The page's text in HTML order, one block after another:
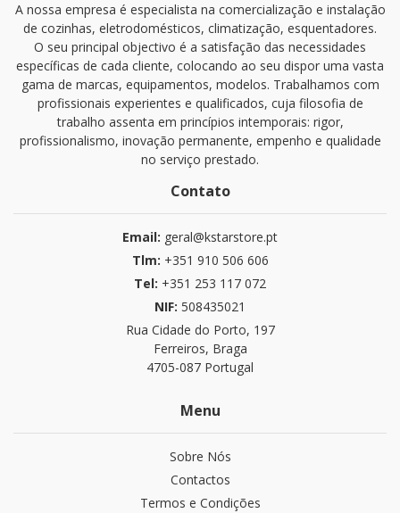
A nossa empresa é especialista na comercialização e instalação
de cozinhas, eletrodomésticos, climatização, esquentadores.
O seu principal objectivo é a satisfação das necessidades
específicas de cada cliente, colocando ao seu dispor uma vasta
gama de marcas, equipamentos, modelos. Trabalhamos com
profissionais experientes e qualificados, cuja filosofia de
trabalho assenta em princípios intemporais: rigor,
profissionalismo, inovação permanente, empenho e qualidade
no serviço prestado.
Contato
Email: geral@kstarstore.pt
Tlm: +351 910 506 606
Tel: +351 253 117 072
NIF: 508435021
Rua Cidade do Porto, 197
Ferreiros, Braga
4705-087 Portugal
Menu
Sobre Nós
Contactos
Termos e Condições